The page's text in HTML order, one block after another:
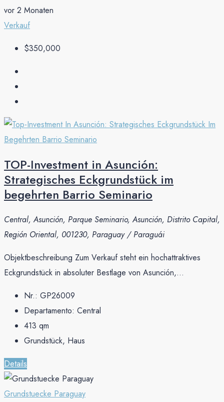
vor 2 Monaten
Verkauf
$350,000
TOP-Investment in Asunción:
Strategisches Eckgrundstück im
begehrten Barrio Seminario
Central, Asunción, Parque Seminario, Asunción, Distrito Capital,
Región Oriental, 001230, Paraguay / Paraguái
Objektbeschreibung Zum Verkauf steht ein hochattraktives
Eckgrundstück in absoluter Bestlage von Asunción,...
Nr.: GP26009
Departamento: Central
413 qm
Grundstück, Haus
Details
Grundstuecke Paraguay